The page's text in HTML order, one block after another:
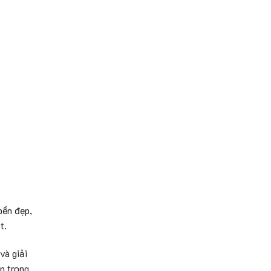
đẹp,
giải
trong